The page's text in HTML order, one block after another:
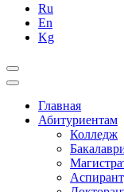
Ru
En
Kg
Главная
Абитуриентам
Колледж